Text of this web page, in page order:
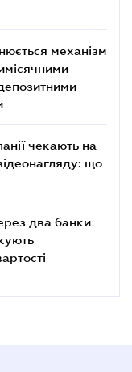
механізм
чекають на
що
два банки